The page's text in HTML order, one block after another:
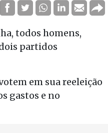
todos homens,
partidos
em sua reeleição
gastos e no